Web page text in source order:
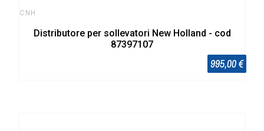
CNH
Distributore per sollevatori New Holland - cod
87397107
995,00 €